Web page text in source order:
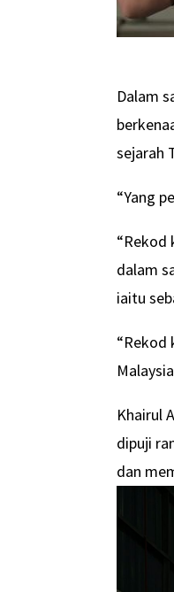
Dalam
sejarah
“Yang
“Rekod
dalam
iaitu
“Rekod
Khairul
dipuji
dan